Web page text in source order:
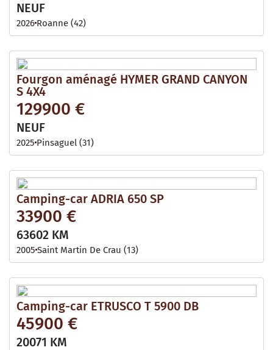
NEUF
2026 Roanne (42)
Fourgon aménagé HYMER GRAND CANYON
S 4X4
129900 €
NEUF
2025 Pinsaguel (31)
Camping-car ADRIA 650 SP
33900 €
63602 KM
2005 Saint Martin De Crau (13)
Camping-car ETRUSCO T 5900 DB
45900 €
20071 KM